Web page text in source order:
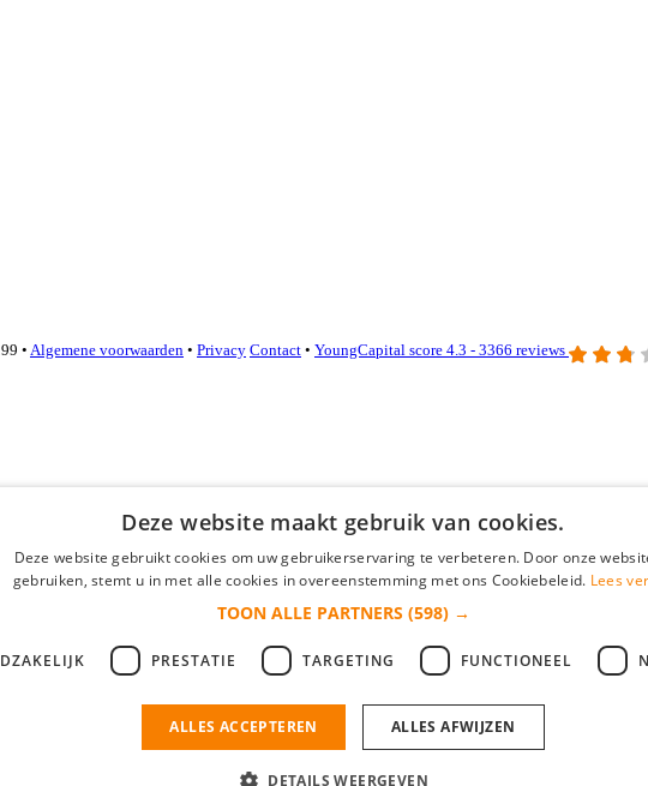
• Algemene voorwaarden • Privacy Contact • YoungCapital score 4.3 - 3366 reviews
je nieuwe collega/werknemer zo gevonden!
Deze website maakt gebruik van cookies.
Deze website gebruikt cookies om uw gebruikerservaring te verbeteren. Door onze
gebruiken, stemt u in met alle cookies in overeenstemming met ons Cookiebeleid. Lees
TOON ALLE PARTNERS (598) →
PRESTATIE TARGETING FUNCTIONEEL
ALLES ACCEPTEREN ALLES AFWIJZEN
DETAILS WEERGEVEN